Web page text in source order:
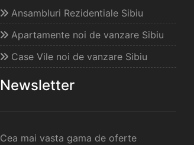
Ansambluri Rezidentiale Sibiu
Apartamente noi de vanzare Sibiu
Case Vile noi de vanzare Sibiu
Newsletter
Cea mai vasta gama de oferte